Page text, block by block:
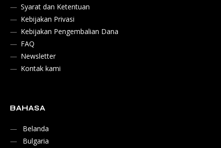
Syarat dan Ketentuan
Kebijakan Privasi
Kebijakan Pengembalian Dana
FAQ
Newsletter
Kontak kami
BAHASA
Belanda
Bulgaria